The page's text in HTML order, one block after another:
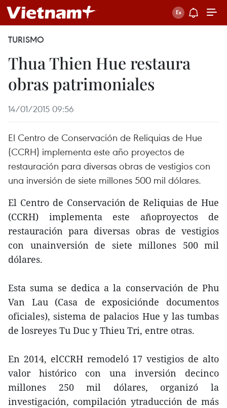
TURISMO
Thua Thien Hue restaura
obras patrimoniales
14/01/2015 09:56
El Centro de Conservación de Reliquias de Hue
(CCRH) implementa este año proyectos de
restauración para diversas obras de vestigios con
una inversión de siete millones 500 mil dólares.
El Centro de Conservación de Reliquias de Hue
(CCRH) implementa este añoproyectos de
restauración para diversas obras de vestigios
con unainversión de siete millones 500 mil
dólares.
Esta suma se dedica a la conservación de Phu
Van Lau (Casa de exposiciónde documentos
oficiales), sistema de palacios Hue y las tumbas
de losreyes Tu Duc y Thieu Tri, entre otras.
En 2014, elCCRH remodeló 17 vestigios de alto
valor histórico con una inversión decinco
millones 250 mil dólares, organizó la
investigación, compilación ytraducción de más